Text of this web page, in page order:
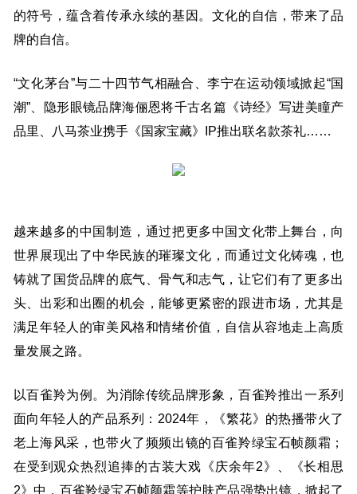
的符号，蕴含着传承永续的基因。文化的自信，带来了品
牌的自信。
“文化茅台”与二十四节气相融合、李宁在运动领域掀起“国
潮”、隐形眼镜品牌海俪恩将千古名篇《诗经》写进美瞳产
品里、八马茶业携手《国家宝藏》IP推出联名款茶礼……
越来越多的中国制造，通过把更多中国文化带上舞台，向
世界展现出了中华民族的璀璨文化，而通过文化铸魂，也
铸就了国货品牌的底气、骨气和志气，让它们有了更多出
头、出彩和出圈的机会，能够更紧密的跟进市场，尤其是
满足年轻人的审美风格和情绪价值，自信从容地走上高质
量发展之路。
以百雀羚为例。为消除传统品牌形象，百雀羚推出一系列
面向年轻人的产品系列：2024年，《繁花》的热播带火了
老上海风采，也带火了频频出镜的百雀羚绿宝石帧颜霜；
在受到观众热烈追捧的古装大戏《庆余年2》、《长相思
2》中，百雀羚绿宝石帧颜霜等护肤产品强势出镜，掀起了